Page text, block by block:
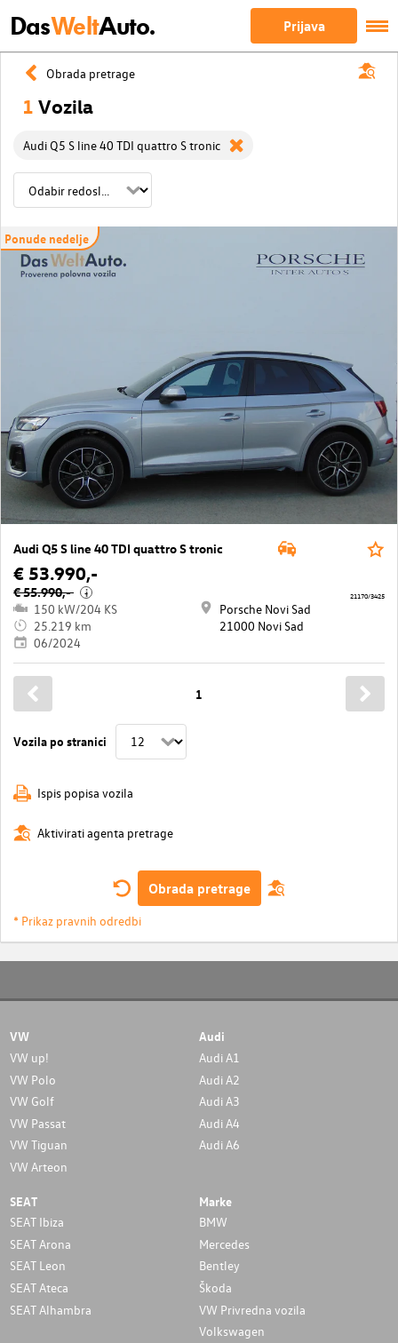
DasWeltAuto. Prijava
Obrada pretrage
1 Vozila
Audi Q5 S line 40 TDI quattro S tronic
Ponude nedelje
Audi Q5 S line 40 TDI quattro S tronic
€ 53.990,-
€ 55.990,- i
150 kW/204 KS
25.219 km
06/2024
Porsche Novi Sad
21000 Novi Sad
21170/3425
Vozila po stranici
1
Ispis popisa vozila
Aktivirati agenta pretrage
Obrada pretrage
* Prikaz pravnih odredbi
VW
VW up!
VW Polo
VW Golf
VW Passat
VW Tiguan
VW Arteon
Audi
Audi A1
Audi A2
Audi A3
Audi A4
Audi A6
SEAT
SEAT Ibiza
SEAT Arona
SEAT Leon
SEAT Ateca
SEAT Alhambra
Marke
BMW
Mercedes
Bentley
Škoda
VW Privredna vozila
Volkswagen